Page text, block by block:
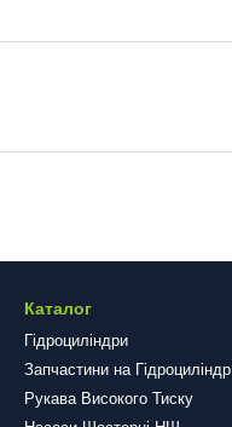
Каталог
Гідроциліндри
Запчастини на Гідроциліндр
Рукава Високого Тиску